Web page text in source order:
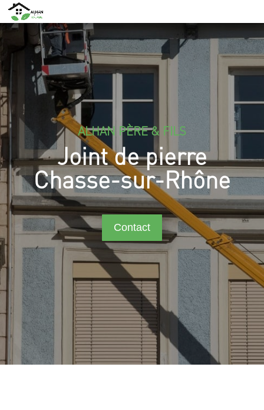
ALHAN PÈRE & FILS
Joint de pierre
Chasse-sur-Rhône
Contact